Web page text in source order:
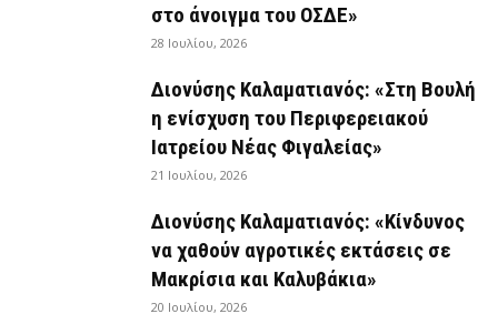
στο άνοιγμα του ΟΣΔΕ»
28 Ιουλίου, 2026
Διονύσης Καλαματιανός: «Στη Βουλή
η ενίσχυση του Περιφερειακού
Ιατρείου Νέας Φιγαλείας»
21 Ιουλίου, 2026
Διονύσης Καλαματιανός: «Κίνδυνος
να χαθούν αγροτικές εκτάσεις σε
Μακρίσια και Καλυβάκια»
20 Ιουλίου, 2026